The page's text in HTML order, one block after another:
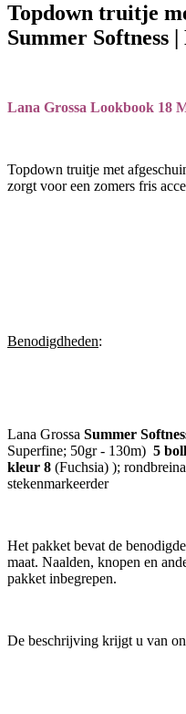
Topdown truitje
Summer Softness
Lana Grossa Lookbook 18
Topdown truitje met
zorgt voor een zomers fris
Benodigdheden:
Lana Grossa Summer
Superfine; 50gr - 130m) 5
kleur 8 (Fuchsia) );
stekenmarkeerder
Het pakket bevat de
maat. Naalden, knopen en
pakket inbegrepen.
De beschrijving krijgt u van